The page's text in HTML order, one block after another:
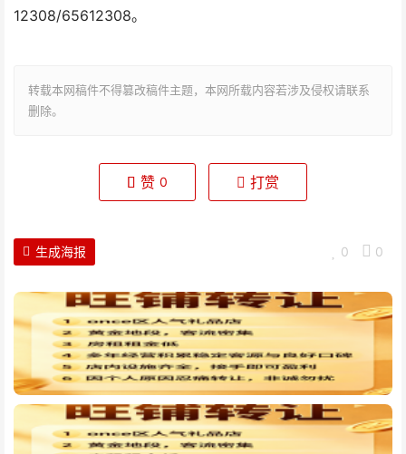
12308/65612308。
转载本网稿件不得篡改稿件主题，本网所载内容若涉及侵权请联系
删除。
赞 0 打赏
0 0
生成海报